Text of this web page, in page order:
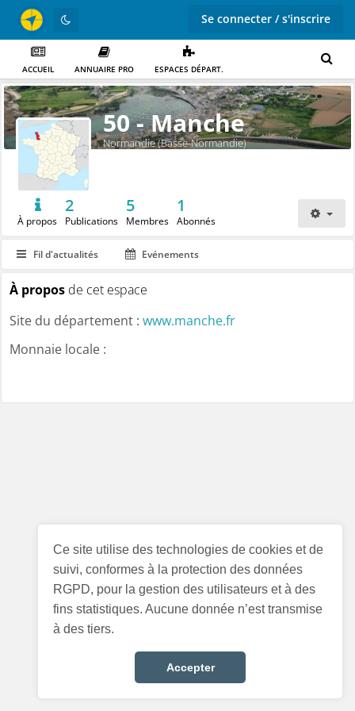
Ce site utilise des technologies de cookies et de
suivi, conformes à la protection des données
RGPD, pour la gestion des utilisateurs et à des
fins statistiques. Aucune donnée n’est transmise
à des tiers.
Accepter
Se connecter / s'inscrire
ACCUEIL ANNUAIRE PRO ESPACES DÉPART.
50 - Manche
Normandie (Basse-Normandie)
À propos
2
Publications
5
Membres
1
Abonnés
Fil d'actualités Evénements
À propos de cet espace
Site du département : www.manche.fr
Monnaie locale :